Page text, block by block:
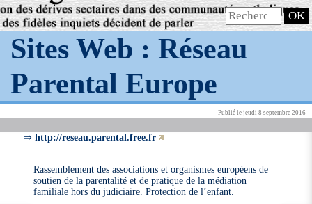
Sites Web :Réseau
Parental Europe
Publié le jeudi 8 septembre 2016
⇒http://reseau.parental.free.fr
Rassemblement des associations et organismes européens de
soutien de la parentalité et de pratique de la médiation
familiale hors du judiciaire. Protection de l’enfant.